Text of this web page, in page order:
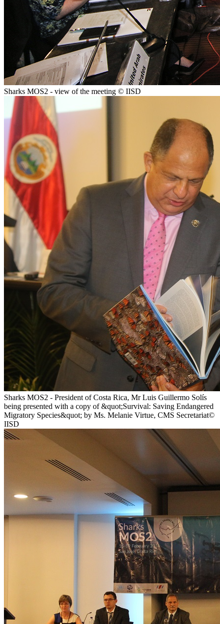
Sharks MOS2 - view of the meeting © IISD
Sharks MOS2 - President of Costa Rica, Mr Luis Guillermo Solís
being presented with a copy of &quot;Survival: Saving Endangered
Migratory Species&quot; by Ms. Melanie Virtue, CMS Secretariat©
IISD